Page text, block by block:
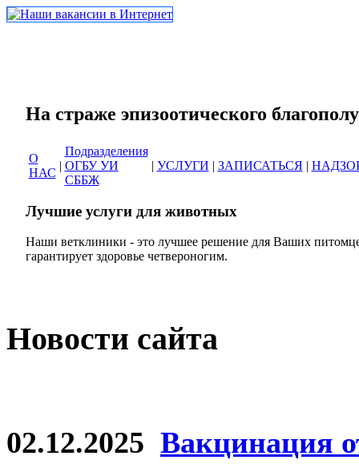
На страже
О
НАС
|
Подразделения
ОГБУ УИ
СББЖ
| УСЛУГИ | ЗАПИСАТЬСЯ |
Лучшие услуги для животных
Наши ветклиники - это лучшее решение для Ваших
гарантирует здоровье четвероногим.
Новости сайта
02.12.2025 Вакцинация